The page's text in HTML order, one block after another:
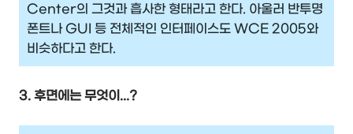
Center의 그것과 흡사한 형태라고 한다. 아울러 반투명
폰트나 GUI 등 전체적인 인터페이스도 WCE 2005와
비슷하다고 한다.
3. 후면에는 무엇이...?